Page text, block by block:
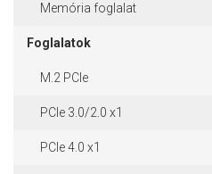
Memória foglalat
Foglalatok
M.2 PCIe
PCIe 3.0/2.0 x1
PCIe 4.0 x1